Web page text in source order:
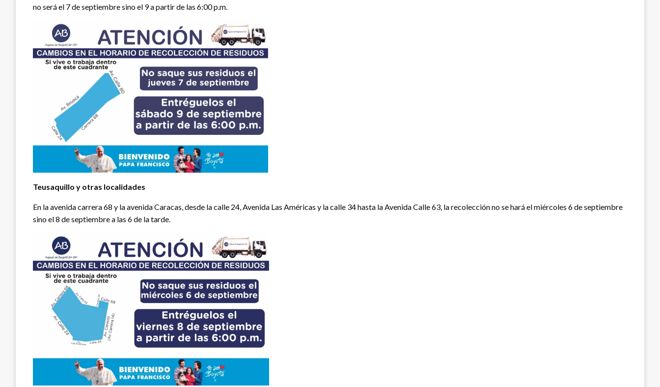
no será el 7 de septiembre sino el 9 a partir de las 6:00 p.m.
Teusaquillo y otras localidades
En la avenida carrera 68 y la avenida Caracas, desde la calle 24, Avenida Las Américas y la calle 34 hasta la Avenida Calle 63, la recolección no se hará el miércoles 6 de septiembre
sino el 8 de septiembre a las 6 de la tarde.